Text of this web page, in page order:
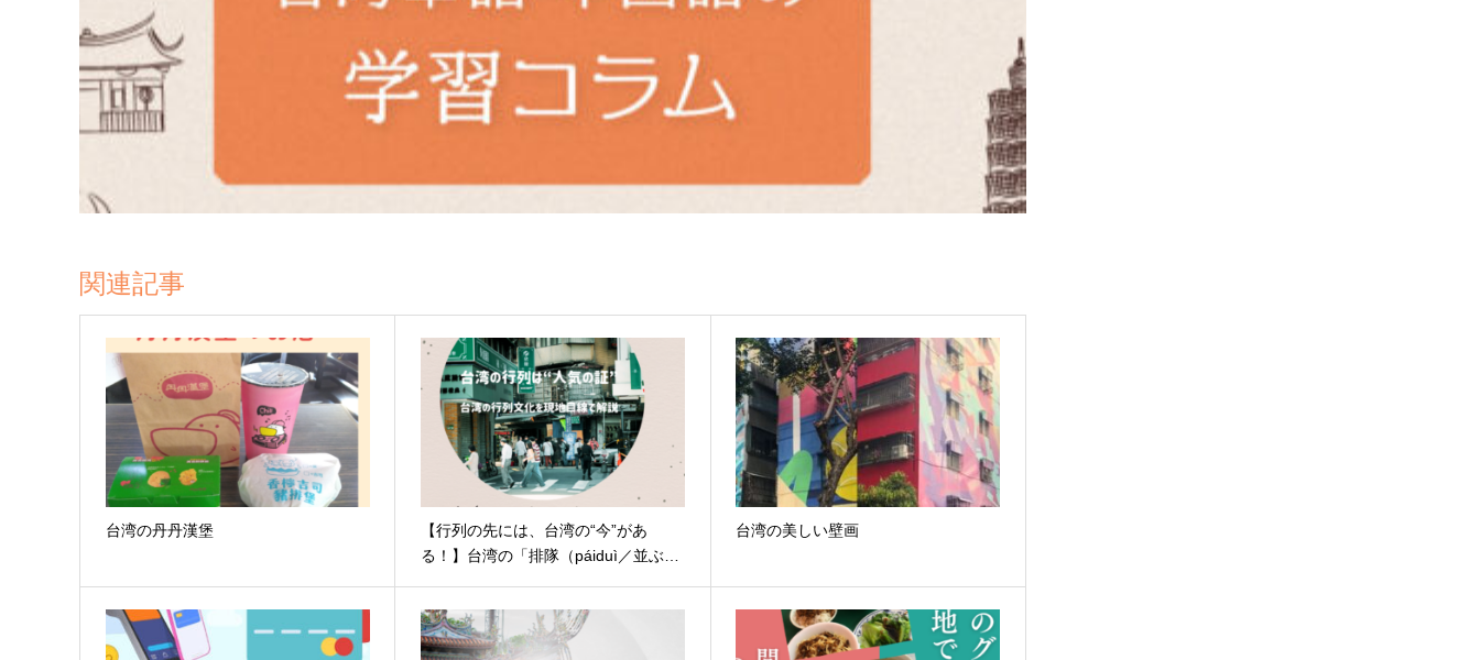
関連記事
台湾の丹丹漢堡
【行列の先には、台湾の“今”があ
る！】台湾の「排隊（páiduì／並ぶ…
台湾の美しい壁画